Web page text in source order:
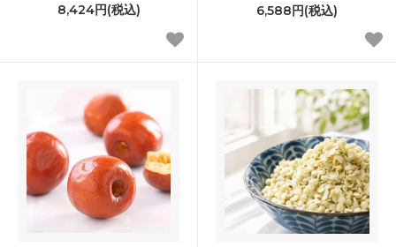
8,424円(税込) 6,588円(税込)